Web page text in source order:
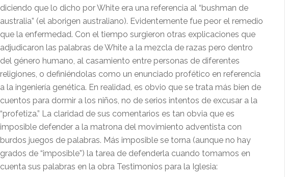
diciendo que lo dicho por White era una referencia al “bushman de
australia” (el aborigen australiano). Evidentemente fue peor el remedio
que la enfermedad. Con el tiempo surgieron otras explicaciones que
adjudicaron las palabras de White a la mezcla de razas pero dentro
del género humano, al casamiento entre personas de diferentes
religiones, o definiéndolas como un enunciado profético en referencia
a la ingeniería genética. En realidad, es obvio que se trata más bien de
cuentos para dormir a los niños, no de serios intentos de excusar a la
“profetiza.” La claridad de sus comentarios es tan obvia que es
imposible defender a la matrona del movimiento adventista con
burdos juegos de palabras. Más imposible se torna (aunque no hay
grados de “imposible”) la tarea de defenderla cuando tomamos en
cuenta sus palabras en la obra Testimonios para la Iglesia: